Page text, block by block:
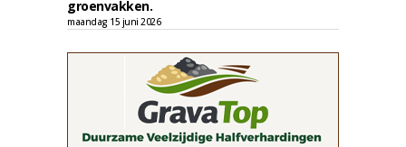
groenvakken.
maandag 15 juni 2026